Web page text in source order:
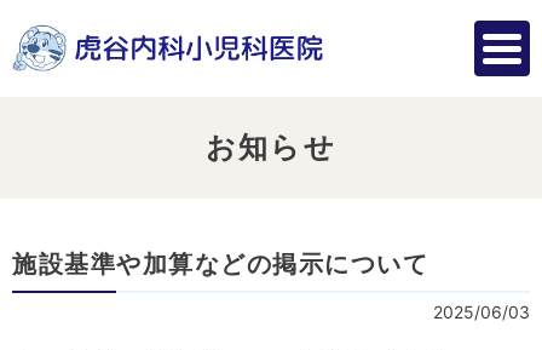
お知らせ
施設基準や加算などの掲示について
2025/06/03